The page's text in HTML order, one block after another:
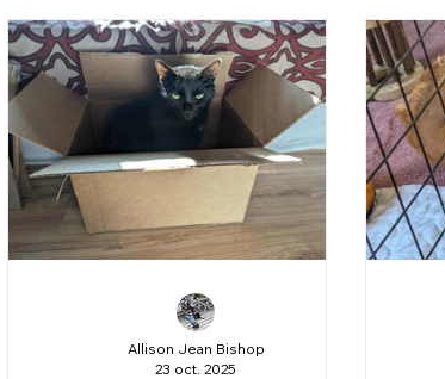
Allison Jean Bishop
23 oct. 2025